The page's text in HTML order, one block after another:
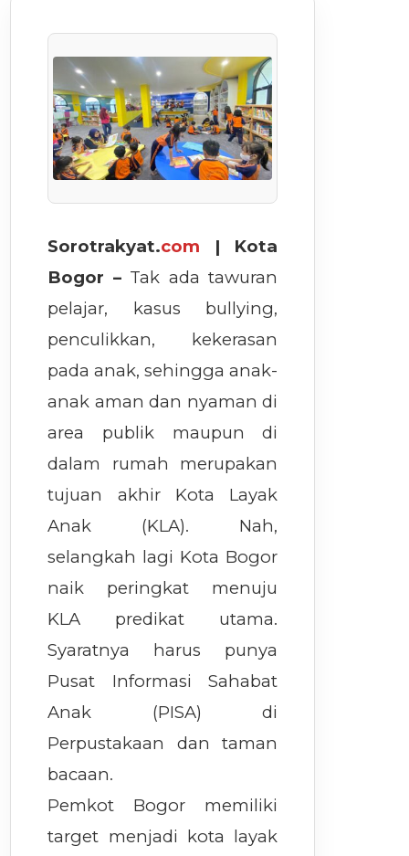
Sorotrakyat.com | Kota
Bogor –Tak ada tawuran
pelajar, kasus bullying,
penculikkan, kekerasan
pada anak, sehingga anak-
anak aman dan nyaman di
area publik maupun di
dalam rumah merupakan
tujuan akhir Kota Layak
Anak (KLA). Nah,
selangkah lagi Kota Bogor
naik peringkat menuju
KLA predikat utama.
Syaratnya harus punya
Pusat Informasi Sahabat
Anak (PISA) di
Perpustakaan dan taman
bacaan.
Pemkot Bogor memiliki
target menjadi kota layak